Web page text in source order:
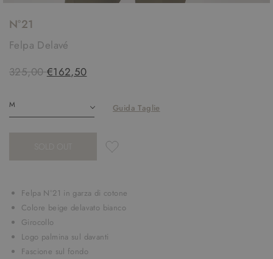
N°21
Felpa Delavé
325,00 €162,50
Guida Taglie
Felpa N°21 in garza di cotone
Colore beige delavato bianco
Girocollo
Logo palmina sul davanti
Fascione sul fondo